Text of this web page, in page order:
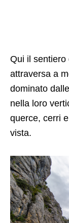
Qui il sentiero
attraversa a
dominato
nella loro
querce, cerri
vista.